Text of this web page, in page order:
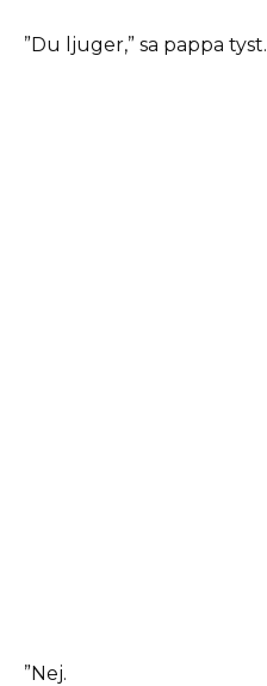
”Du ljuger,” sa pappa tyst.
”Nej.